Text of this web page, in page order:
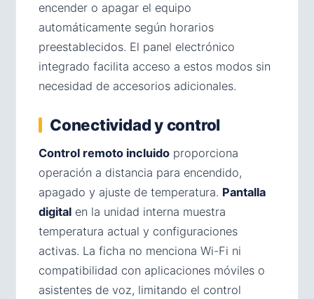
encender o apagar el equipo
automáticamente según horarios
preestablecidos. El panel electrónico
integrado facilita acceso a estos modos sin
necesidad de accesorios adicionales.
Conectividad y control
Control remoto incluido proporciona
operación a distancia para encendido,
apagado y ajuste de temperatura. Pantalla
digital en la unidad interna muestra
temperatura actual y configuraciones
activas. La ficha no menciona Wi-Fi ni
compatibilidad con aplicaciones móviles o
asistentes de voz, limitando el control